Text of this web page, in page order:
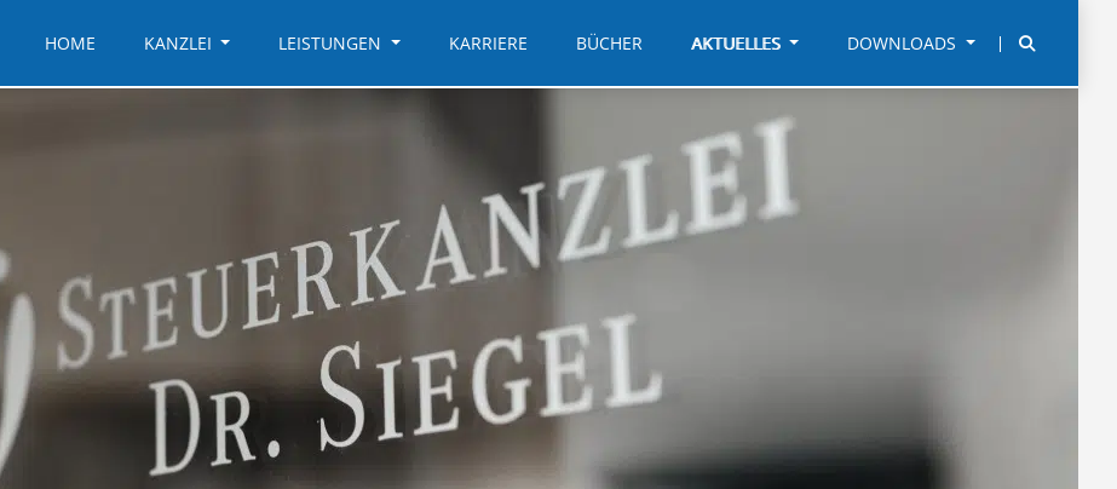
HOME KANZLEI LEISTUNGEN KARRIERE BÜCHER AKTUELLES DOWNLOADS